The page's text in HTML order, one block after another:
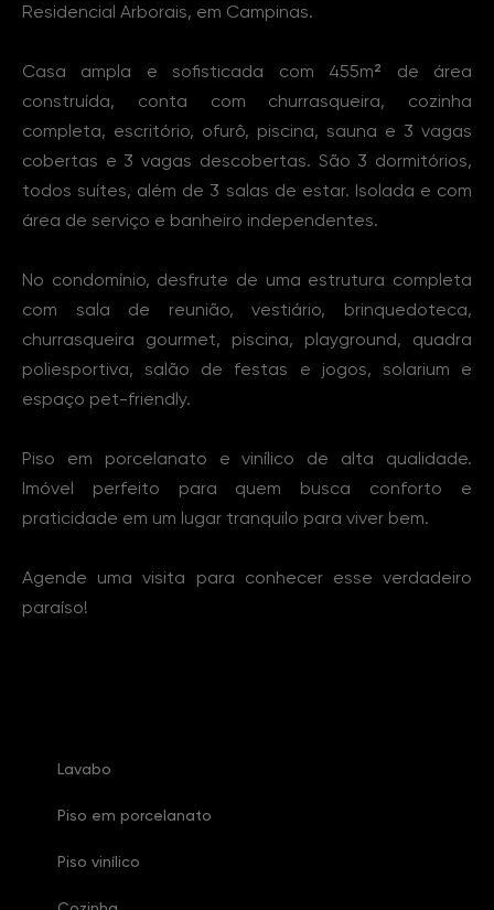
Residencial Arborais, em Campinas.
Casa ampla e sofisticada com 455m² de área
construída, conta com churrasqueira, cozinha
completa, escritório, ofurô, piscina, sauna e 3 vagas
cobertas e 3 vagas descobertas. São 3 dormitórios,
todos suítes, além de 3 salas de estar. Isolada e com
área de serviço e banheiro independentes.
No condomínio, desfrute de uma estrutura completa
com sala de reunião, vestiário, brinquedoteca,
churrasqueira gourmet, piscina, playground, quadra
poliesportiva, salão de festas e jogos, solarium e
espaço pet-friendly.
Piso em porcelanato e vinílico de alta qualidade.
Imóvel perfeito para quem busca conforto e
praticidade em um lugar tranquilo para viver bem.
Agende uma visita para conhecer esse verdadeiro
paraíso!
Lavabo
Piso em porcelanato
Piso vinílico